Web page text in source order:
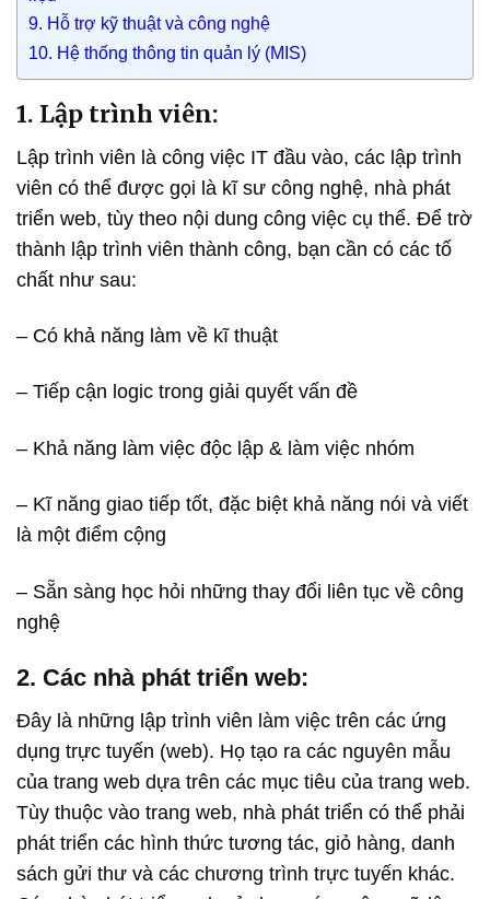
9. Hỗ trợ kỹ thuật và công nghệ
10. Hệ thống thông tin quản lý (MIS)
1. Lập trình viên:
Lập trình viên là công việc IT đầu vào, các lập trình
viên có thể được gọi là kĩ sư công nghệ, nhà phát
triển web, tùy theo nội dung công việc cụ thể. Để trờ
thành lập trình viên thành công, bạn cần có các tố
chất như sau:
– Có khả năng làm về kĩ thuật
– Tiếp cận logic trong giải quyết vấn đề
– Khả năng làm việc độc lập & làm việc nhóm
– Kĩ năng giao tiếp tốt, đặc biệt khả năng nói và viết
là một điểm cộng
– Sẵn sàng học hỏi những thay đổi liên tục về công
nghệ
2. Các nhà phát triển web:
Đây là những lập trình viên làm việc trên các ứng
dụng trực tuyến (web). Họ tạo ra các nguyên mẫu
của trang web dựa trên các mục tiêu của trang web.
Tùy thuộc vào trang web, nhà phát triển có thể phải
phát triển các hình thức tương tác, giỏ hàng, danh
sách gửi thư và các chương trình trực tuyến khác.